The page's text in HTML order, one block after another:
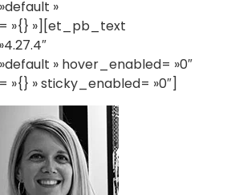
»
»{} »][et_pb_text
» hover_enabled= »0″
» sticky_enabled= »0″]